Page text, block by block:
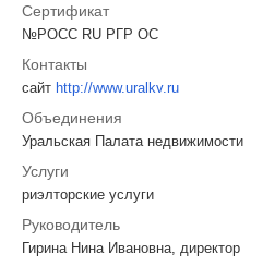
Сертификат
№РОСС RU РГР ОС
Контакты
сайт http://www.uralkv.ru
Объединения
Уральская Палата недвижимости
Услуги
риэлторские услуги
Руководитель
Гирина Нина Ивановна, директор